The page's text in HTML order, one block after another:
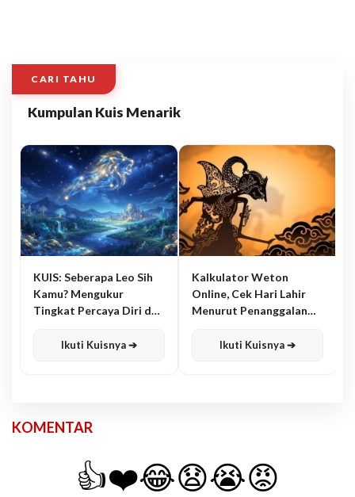
CARI TAHU
Kumpulan Kuis Menarik
KUIS: Seberapa Leo Sih
Kamu? Mengukur
Tingkat Percaya Diri dan
Ikuti Kuisnya ➔
Kalkulator Weton
Online, Cek Hari Lahir
Menurut Penanggalan
Ikuti Kuisnya ➔
KOMENTAR
👍❤️😂😧😭😡